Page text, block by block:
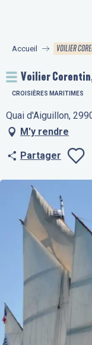
principal
Accueil VOILIER
Voilier
CROISIÈRES MARITIMES
Quai d'Aiguillon,
M'y rendre
Partager